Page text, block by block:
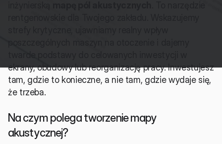
ekrany, obudowy lub reorganizację pracy. Inwestujesz
tam, gdzie to konieczne, a nie tam, gdzie wydaje się,
że trzeba.
Na czym polega tworzenie mapy
akustycznej?